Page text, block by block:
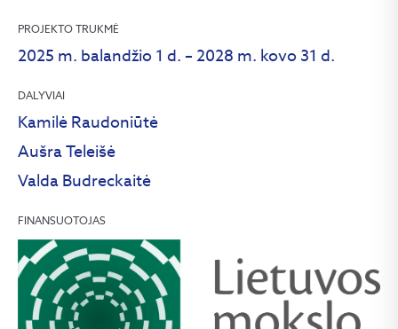
PROJEKTO TRUKMĖ
2025 m. balandžio 1 d. – 2028 m. kovo 31 d.
DALYVIAI
Kamilė Raudoniūtė
Aušra Teleišė
Valda Budreckaitė
FINANSUOTOJAS